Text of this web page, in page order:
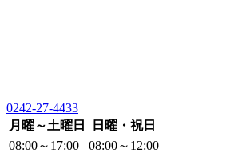
0242-27-4433
月曜～土曜日
日曜・祝日
08:00～17:00
08:00～12:00